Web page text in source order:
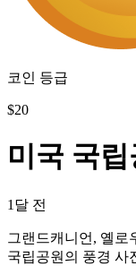
코인 등급
$20
미국 국
1달 전
그랜드캐니언, 옐로
국립공원의 풍경 사